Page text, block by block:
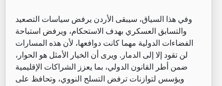
وفي هذا السياق، سيبقى الأردن يرفض سياسات التصعيد
والتسابق العسكري بهدف الاستحكام، ويرفض استباحة
الفضاءات الدولية مهما كانت دوافعها، لأن هذه المسارات
لن تقود إلا إلى الدمار. ويرى أن الخيار الأمثل هو الحوار،
ضمن أطر القانون الدولي، بما يعزز الشراكات الإقليمية
ويؤسس لتوازنات ترفض التسلح النووي، وتحافظ على